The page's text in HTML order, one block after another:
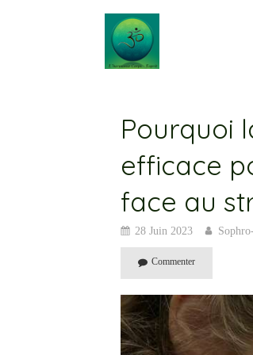
Pourquoi
efficace
face au
28 Juin 2023
Commenter